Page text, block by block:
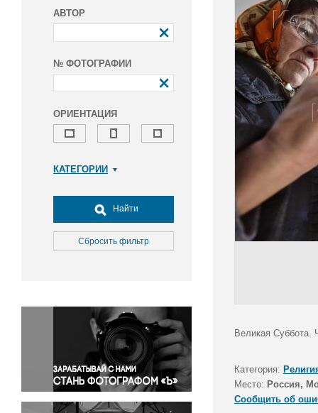
АВТОР
№ ФОТОГРАФИИ
ОРИЕНТАЦИЯ
КАТЕГОРИИ
Досуг, туризм и отдых
Культура
Медицина
Окружающая среда
Политика
Правосудие
Происшествия и конфликты
Религия
Светская жизнь
Найти
Сбросить фильтр
Великая Суббота.
Категория:
Место: Россия,
Сообщить об